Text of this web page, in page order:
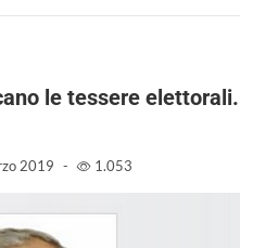
le tessere elettorali.
2019 - 1.053